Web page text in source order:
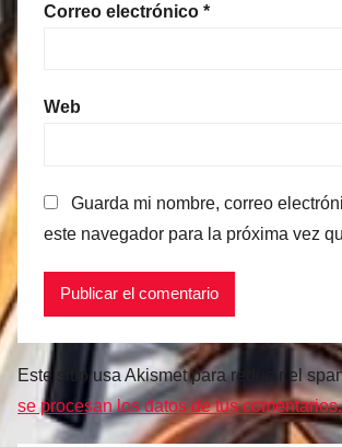
Correo electrónico *
Web
Guarda mi nombre, correo
este navegador para la próxima vez
Este sitio usa Akismet para reducir el
se procesan los datos de tus comentarios.